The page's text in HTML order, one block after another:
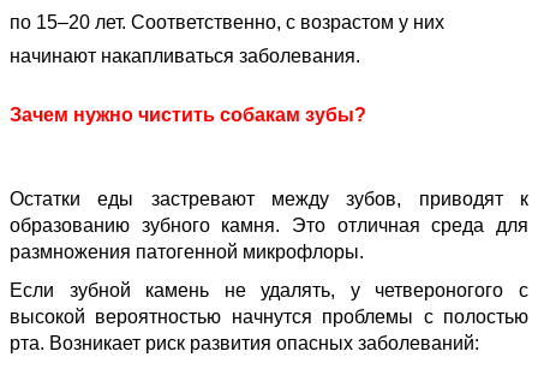
по 15–20 лет. Соответственно, с возрастом у них
начинают накапливаться заболевания.
Зачем нужно чистить собакам зубы?
Остатки еды застревают между зубов, приводят к
образованию зубного камня. Это отличная среда для
размножения патогенной микрофлоры.
Если зубной камень не удалять, у четвероногого с
высокой вероятностью начнутся проблемы с полостью
рта. Возникает риск развития опасных заболеваний: